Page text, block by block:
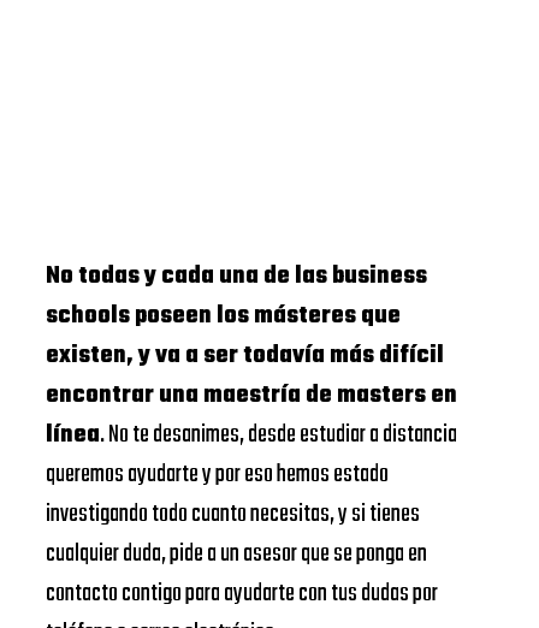
No todas y cada una de las business
schools poseen los másteres que
existen, y va a ser todavía más difícil
encontrar una maestría de masters en
línea. No te desanimes, desde estudiar a distancia
queremos ayudarte y por eso hemos estado
investigando todo cuanto necesitas, y si tienes
cualquier duda, pide a un asesor que se ponga en
contacto contigo para ayudarte con tus dudas por